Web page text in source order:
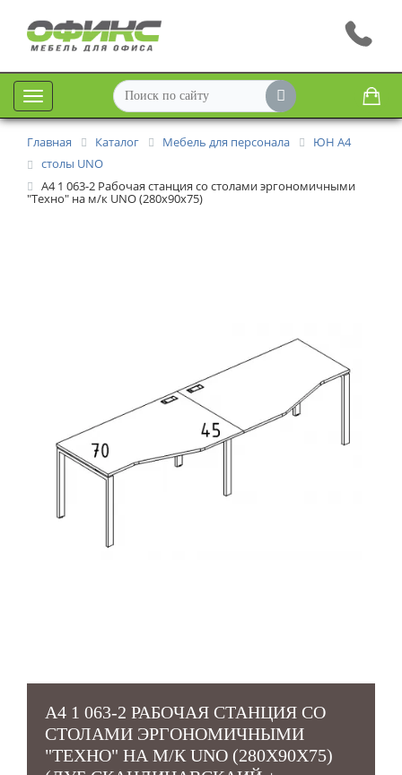
Меню
Главная Каталог Мебель для персонала
ЮН А4
столы UNO
A4 1 063-2 Рабочая станция со столами эргономичными
"Техно" на м/к UNO (280x90x75)
A4 1 063-2 РАБОЧАЯ СТАНЦИЯ СО
СТОЛАМИ ЭРГОНОМИЧНЫМИ
"ТЕХНО" НА М/К UNO (280X90X75)